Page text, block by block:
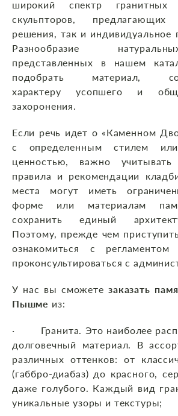
широкий спектр гранитных
скульпторов,
решения, так и индивидуальное
Разнообразие
представленных в нашем
подобрать материал,
характеру усопшего и
захоронения.
Если речь идет о «Каменном
с определенным стилем или
ценностью, важно
правила и рекомендации
места могут иметь
форме или материалам
сохранить единый
Поэтому, прежде чем
ознакомиться с
проконсультироваться с
У нас вы сможетезаказать
Пышме из:
· Гранита. Это наиболее
долговечный материал. В
различных оттенков: от
(габбро-диабаз) до красного,
даже голубого. Каждый вид
уникальные узоры и текстуры;